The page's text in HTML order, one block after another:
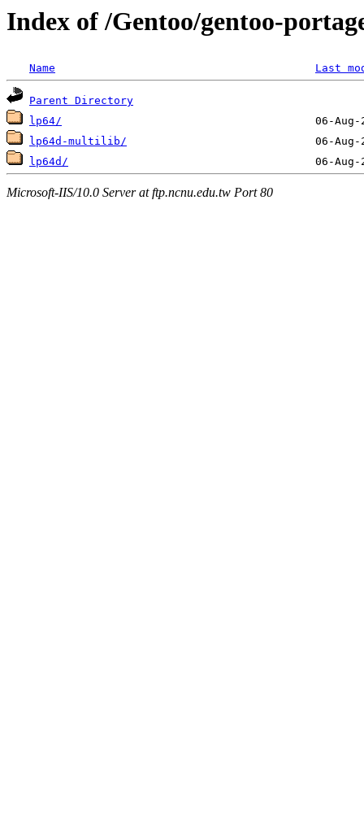
Index of /Gentoo/gentoo-
Name Last
Parent Directory
lp64/
lp64d-multilib/
lp64d/
Microsoft-IIS/10.0 Server at ftp.ncnu.edu.tw Port 80